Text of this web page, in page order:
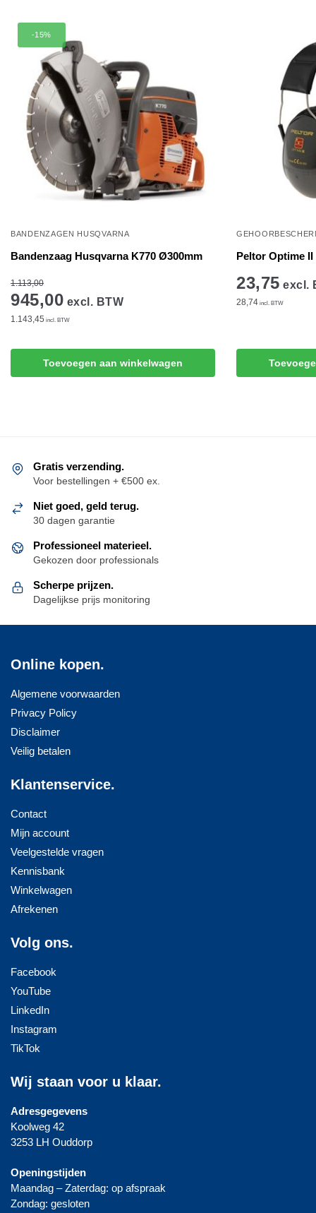
productpagina
-15%
BANDENZAGEN HUSQVARNA
Bandenzaag Husqvarna K770 Ø300mm
1.113,00
945,00 excl. BTW
1.143,45 incl. BTW
Toevoegen aan winkelwagen
Peltor Optime
23,75 excl.
28,74 incl. BTW
Gratis verzending.
Voor bestellingen + €500 ex.
Niet goed, geld terug.
30 dagen garantie
Professioneel materieel.
Gekozen door professionals
Scherpe prijzen.
Dagelijkse prijs monitoring
Online kopen.
Algemene voorwaarden
Privacy Policy
Disclaimer
Veilig betalen
Klantenservice.
Contact
Mijn account
Veelgestelde vragen
Kennisbank
Winkelwagen
Afrekenen
Volg ons.
Facebook
YouTube
LinkedIn
Instagram
TikTok
Wij staan voor u klaar.
Adresgegevens
Koolweg 42
3253 LH Ouddorp
Openingstijden
Maandag – Zaterdag: op afspraak
Zondag: gesloten